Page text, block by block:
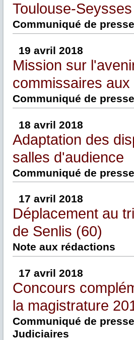
Toulouse-Seysses
Communiqué de presse
19 avril 2018
Mission sur
commissaires aux
Communiqué de presse
18 avril 2018
Adaptation des
salles d'audience
Communiqué de presse
17 avril 2018
Déplacement au
de Senlis (60)
Note aux rédactions
17 avril 2018
Concours
la magistrature
Communiqué de
Judiciaires